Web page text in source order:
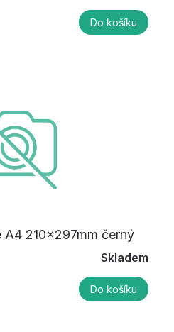
Do košíku
A4 210x297mm černý
Skladem
Do košíku